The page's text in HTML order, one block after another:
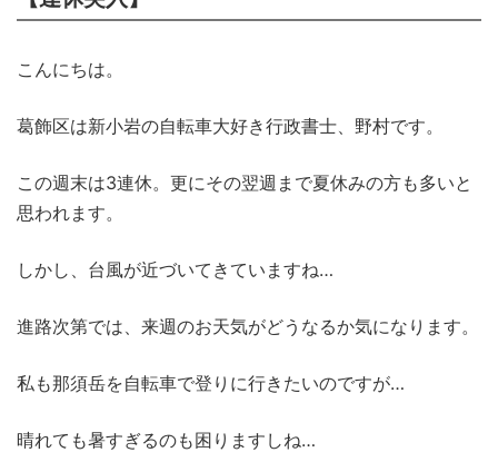
こんにちは。
葛飾区は新小岩の自転車大好き行政書士、野村です。
この週末は3連休。更にその翌週まで夏休みの方も多いと
思われます。
しかし、台風が近づいてきていますね…
進路次第では、来週のお天気がどうなるか気になります。
私も那須岳を自転車で登りに行きたいのですが…
晴れても暑すぎるのも困りますしね…